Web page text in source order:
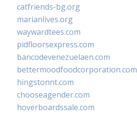
catfriends-bg.org
marianlives.org
waywardtees.com
pidfloorsexpress.com
bancodevenezuelaen.com
bettermoodfoodcorporation.com
hingstonnt.com
chooseagender.com
hoverboardssale.com